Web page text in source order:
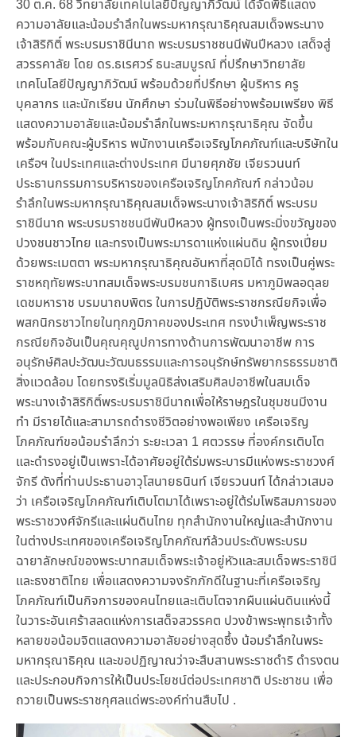
30 ต.ค. 68 วิทยาลัยเทคโนโลยีปัญญาภิวัฒน์ ได้จัดพิธีแสดง
ความอาลัยและน้อมรำลึกในพระมหากรุณาธิคุณสมเด็จพระนาง
เจ้าสิริกิติ์ พระบรมราชินีนาถ พระบรมราชชนนีพันปีหลวง เสด็จสู่
สวรรคาลัย โดย ดร.ธเรศวร์ ธนะสมบูรณ์ ที่ปรึกษาวิทยาลัย
เทคโนโลยีปัญญาภิวัฒน์ พร้อมด้วยที่ปรึกษา ผู้บริหาร ครู
บุคลากร และนักเรียน นักศึกษา ร่วมในพิธีอย่างพร้อมเพรียง พิธี
แสดงความอาลัยและน้อมรำลึกในพระมหากรุณาธิคุณ จัดขึ้น
พร้อมกับคณะผู้บริหาร พนักงานเครือเจริญโภคภัณฑ์และบริษัทใน
เครือฯ ในประเทศและต่างประเทศ มีนายศุภชัย เจียรวนนท์
ประธานกรรมการบริหารของเครือเจริญโภคภัณฑ์ กล่าวน้อม
รำลึกในพระมหากรุณาธิคุณสมเด็จพระนางเจ้าสิริกิติ์ พระบรม
ราชินีนาถ พระบรมราชชนนีพันปีหลวง ผู้ทรงเป็นพระมิ่งขวัญของ
ปวงชนชาวไทย และทรงเป็นพระมารดาแห่งแผ่นดิน ผู้ทรงเปี่ยม
ด้วยพระเมตตา พระมหากรุณาธิคุณอันหาที่สุดมิได้ ทรงเป็นคู่พระ
ราชหฤทัยพระบาทสมเด็จพระบรมชนกาธิเบศร มหาภูมิพลอดุลย
เดชมหาราช บรมนาถบพิตร ในการปฏิบัติพระราชกรณียกิจเพื่อ
พสกนิกรชาวไทยในทุกภูมิภาคของประเทศ ทรงบำเพ็ญพระราช
กรณียกิจอันเป็นคุณคุณูปการทางด้านการพัฒนาอาชีพ การ
อนุรักษ์ศิลปะวัฒนะวัฒนธรรมและการอนุรักษ์ทรัพยากรธรรมชาติ
สิ่งแวดล้อม โดยทรงริเริ่มมูลนิธิส่งเสริมศิลปอาชีพในสมเด็จ
พระนางเจ้าสิริกิติ์พระบรมราชินีนาถเพื่อให้ราษฎรในชุมชนมีงาน
ทำ มีรายได้และสามารถดำรงชีวิตอย่างพอเพียง เครือเจริญ
โภคภัณฑ์ขอน้อมรำลึกว่า ระยะเวลา 1 ศตวรรษ ที่องค์กรเติบโต
และดำรงอยู่เป็นเพราะได้อาศัยอยู่ใต้ร่มพระบารมีแห่งพระราชวงศ์
จักรี ดังที่ท่านประธานอาวุโสนายธนินท์ เจียรวนนท์ ได้กล่าวเสมอ
ว่า เครือเจริญโภคภัณฑ์เติบโตมาได้เพราะอยู่ใต้ร่มโพธิสมภารของ
พระราชวงศ์จักรีและแผ่นดินไทย ทุกสำนักงานใหญ่และสำนักงาน
ในต่างประเทศของเครือเจริญโภคภัณฑ์ล้วนประดับพระบรม
ฉายาลักษณ์ของพระบาทสมเด็จพระเจ้าอยู่หัวและสมเด็จพระราชินี
และธงชาติไทย เพื่อแสดงความจงรักภักดีในฐานะที่เครือเจริญ
โภคภัณฑ์เป็นกิจการของคนไทยและเติบโตจากผืนแผ่นดินแห่งนี้
ในวาระอันเศร้าสลดแห่งการเสด็จสวรรคต ปวงข้าพระพุทธเจ้าทั้ง
หลายขอน้อมจิตแสดงความอาลัยอย่างสุดซึ้ง น้อมรำลึกในพระ
มหากรุณาธิคุณ และขอปฏิญาณว่าจะสืบสานพระราชดำริ ดำรงตน
และประกอบกิจการให้เป็นประโยชน์ต่อประเทศชาติ ประชาชน เพื่อ
ถวายเป็นพระราชกุศลแด่พระองค์ท่านสืบไป .